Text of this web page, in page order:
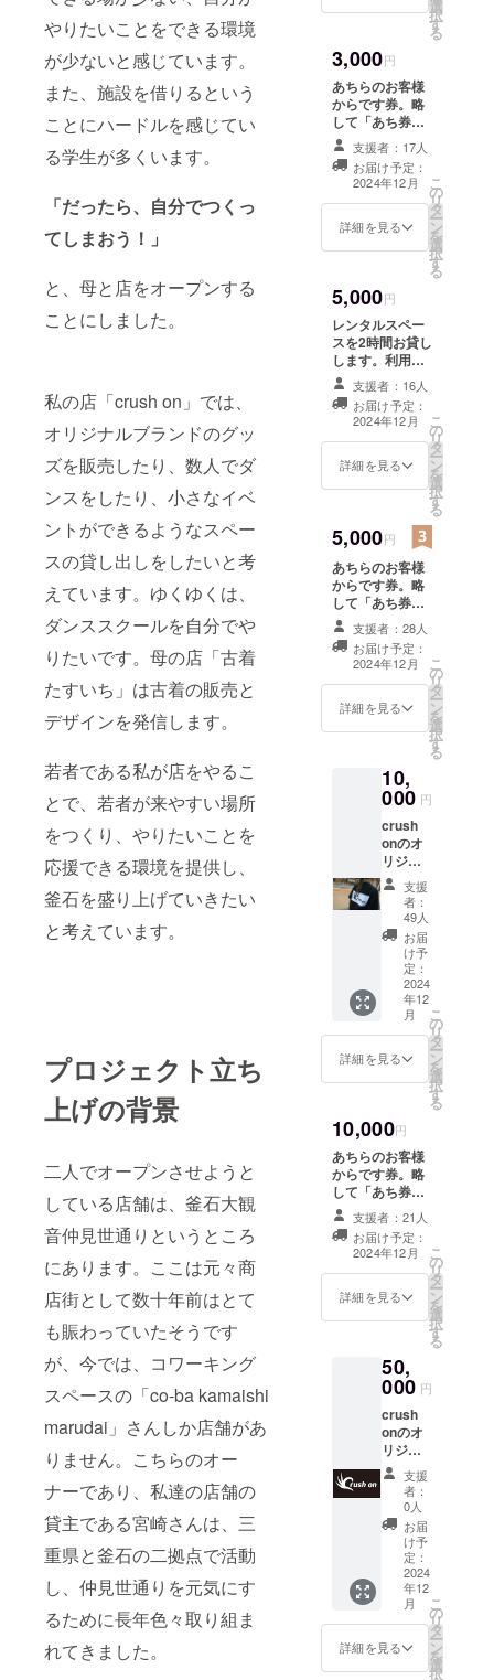
やりたいことをできる環境
が少ないと感じています。
また、施設を借りるという
ことにハードルを感じてい
る学生が多くいます。
「だったら、自分でつくっ
てしまおう！」
と、母と店をオープンする
ことにしました。
私の店「crush on」では、
オリジナルブランドのグッ
ズを販売したり、数人でダ
ンスをしたり、小さなイベ
ントができるようなスペー
スの貸し出しをしたいと考
えています。ゆくゆくは、
ダンススクールを自分でや
りたいです。母の店「古着
たすいち」は古着の販売と
デザインを発信します。
若者である私が店をやるこ
とで、若者が来やすい場所
をつくり、やりたいことを
応援できる環境を提供し、
釜石を盛り上げていきたい
と考えています。
プロジェクト立ち
上げの背景
二人でオープンさせようと
している店舗は、釜石大観
音仲見世通りというところ
にあります。ここは元々商
店街として数十年前はとて
も賑わっていたそうです
が、今では、コワーキング
スペースの「co-ba kamaishi
marudai」さんしか店舗があ
りません。こちらのオー
ナーであり、私達の店舗の
貸主である宮崎さんは、三
重県と釜石の二拠点で活動
し、仲見世通りを元気にす
るために長年色々取り組ま
れてきました。
のメー
送りし
ます。
選
択
す
る
3,000円
あちらのお客様
からです券。略
して「あち券」
300円分です。
学生が100円分
の買い物をでき
るチケットを3枚
発行いたしま
す。 対象は小中
ていただきま
す。） オープン
までにあち券（1
枚100円分）を
支援者様の情報
を明記して用意
します。 学生の
お客様は1日1回
あち券を使用す
ることができま
す。 使用した際
は、一言支援者
セージを書いて
もらい、SNS等
で報告します。
配布期間：オー
プン直後から発
行した券がなく
なるまで 対象の
学生の選定方
法：オープンか
ら配布し、先着
順とします
crush on
tasuichiからお
送りします。 ※
備考欄にあち券
に記入したいお
名前やお所等の
情報をご記入く
ださい。
支援者：17人
お届け予定：
2024年12月
詳細を見る
こ
の
リ
タ
ー
ン
を
選
択
す
る
5,000円
レンタルスペー
スを2時間お貸し
します。利用日
等については、
メッセージにて
伺います。 お礼
のメールもお送
りします。 有効
期限：2025年6
支援者：16人
お届け予定：
2024年12月
詳細を見る
こ
の
リ
タ
ー
ン
を
選
択
す
る
5,000円
あちらのお客様
からです券。略
して「あち券」
500円分です。
学生が100円分
の買い物をでき
るチケットを5枚
発行いたしま
す。 対象は小中
ていただきま
す。） オープン
枚100円分）を
支援者様の情報
を明記して用意
します。 学生の
お客様は1日1回
あち券を使用す
ることができま
す。 使用した際
は、一言支援者
様に向けてメッ
セージを書いて
もらい、SNS等
配布期間：オー
プン直後から発
学生の選定方
法：オープンか
ら配布し、先着
順とします
crush on
tasuichiからお
礼のメールもお
送りします。 ※
備考欄にあち券
に記入したいお
名前やお所等の
情報をご記入く
支援者：28人
お届け予定：
2024年12月
詳細を見る
こ
の
リ
タ
ー
ン
を
選
択
す
る
10,
000 円
crush
onのオ
リジナ
ルＴ
シャツ
です。
画像は
イメー
ジで
す。 サ
イズ展
開：
M,L,XL
カラー
展開：
ブラッ
のメー
ルもお
送りし
ます。
支援
者：
49人
お届
け予
定：
2024
年12
月
詳細を見る
こ
の
リ
タ
ー
ン
を
選
択
す
る
10,000円
あちらのお客様
からです券。略
して「あち券」
1000円分です。
学生が100円分
の買い物をでき
るチケットを10
枚発行いたしま
す。 対象は小中
ていただきま
す。） オープン
枚100円分）を
支援者様の情報
を明記して用意
します。 学生の
お客様は1日1回
あち券を使用す
ることができま
す。 使用した際
は、一言支援者
様に向けてメッ
セージを書いて
もらい、SNS等
配布期間：オー
プン直後から発
支援者：21人
お届け予定：
2024年12月
詳細を見る
こ
の
リ
タ
ー
ン
を
選
択
す
る
50,
000 円
crush
onのオ
リジナ
ルパー
カーで
す。 画
像はイ
メージ
です。
サイズ
展開：
Ｍ,L,XL
カラー
展開：
ブラッ
支援
者：
0人
お届
け予
定：
2024
年12
月
詳細を見る
こ
の
リ
タ
ー
ン
を
選
択